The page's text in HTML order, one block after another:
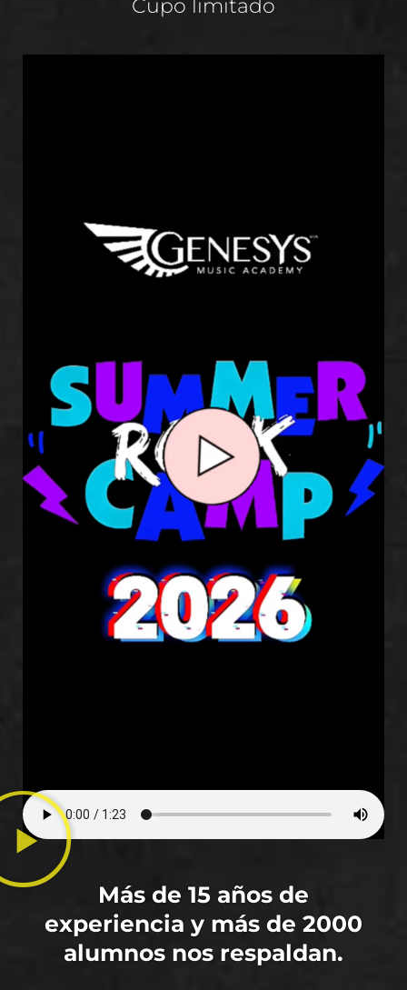
Cupo limitado
Más de 15 años de
experiencia y más de 2000
alumnos nos respaldan.